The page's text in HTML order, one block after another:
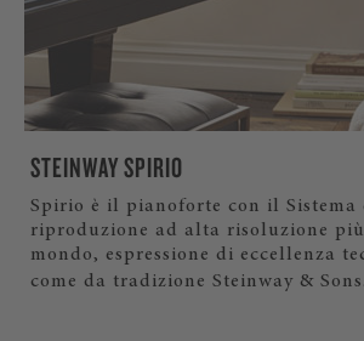
STEINWAY SPIRIO
Spirio è il pianoforte con il Sistema
riproduzione ad alta risoluzione
mondo, espressione di eccellenza
come da tradizione Steinway & Sons.